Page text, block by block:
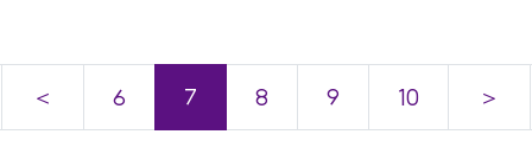
＜ 6 7 8 9 10 ＞